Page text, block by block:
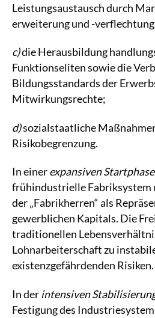
Leistungsaustausch durch
erweiterung und -
c)die Herausbildung
Funktionseliten sowie die
Bildungsstandards der
Mitwirkungsrechte;
d)sozialstaatliche
Risikobegrenzung.
In einerexpansiven Startphase
frühindustrielle Fabriksystem
der „Fabrikherren“ als
gewerblichen Kapitals. Die
traditionellen
Lohnarbeiterschaft zu
existenzgefährdenden Risiken.
In derintensiven
Festigung des